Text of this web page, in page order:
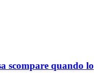
scompare quando lo